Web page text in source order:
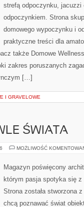
strefą odpoczynku, jacuzzi
odpoczynkiem. Strona
domowego wypoczynku i
praktyczne treści dla
także Domowe
zakres poruszanych
[…]
I GRAVELOWE
ŚWIATA
MOŻLIWOŚĆ
Magazyn poświęcony
którym pasja spotyka się
Strona została stworzona
chcą poznawać świat